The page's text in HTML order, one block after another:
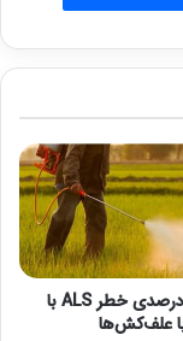
افزایش ۷۰ درصدی خطر ALS با
علف‌کش‌ها